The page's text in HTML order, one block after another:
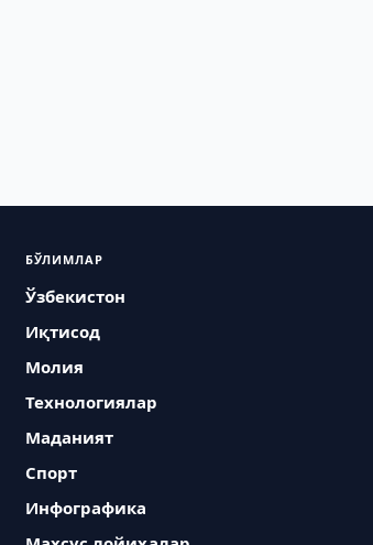
БЎЛИМЛАР
Ўзбекистон
Иқтисод
Молия
Технологиялар
Маданият
Спорт
Инфографика